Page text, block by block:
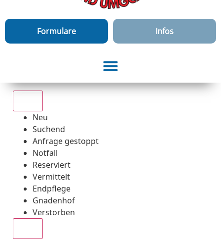
Formulare Infos
Neu
Suchend
Anfrage gestoppt
Notfall
Reserviert
Vermittelt
Endpflege
Gnadenhof
Verstorben